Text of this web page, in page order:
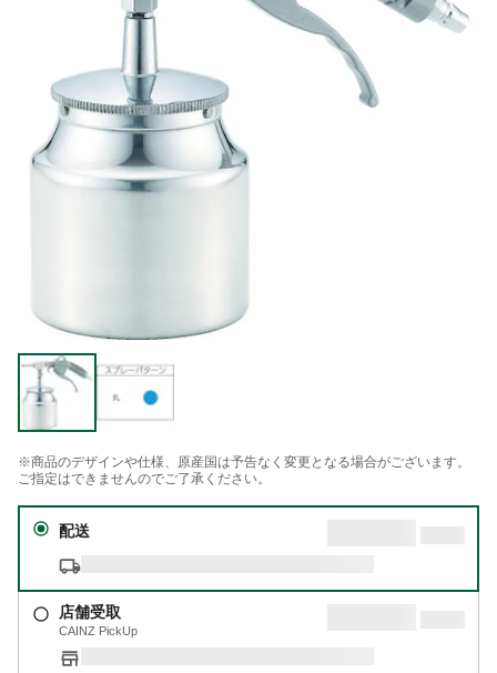
※商品のデザインや仕様、原産国は予告なく変更となる場合がございます。
ご指定はできませんのでご了承ください。
配送
店舗受取
CAINZ PickUp